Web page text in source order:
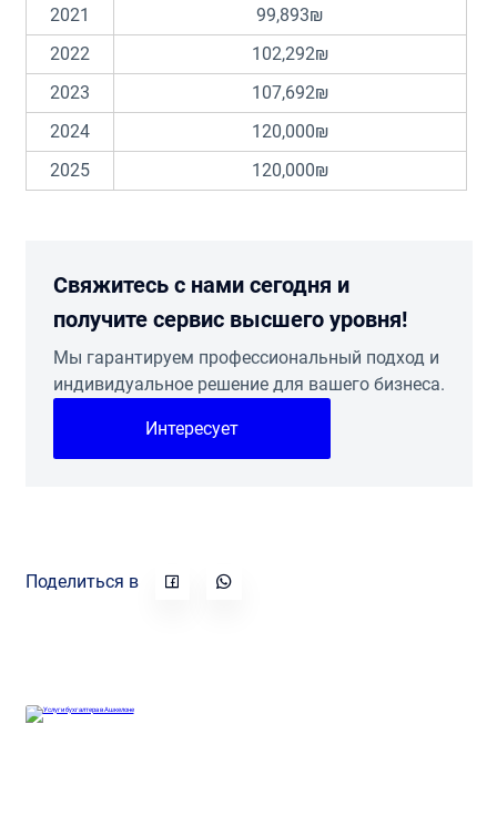
2021
99,893₪
2022
102,292₪
2023
107,692₪
2024
120,000₪
2025
120,000₪
Свяжитесь с нами сегодня и
получите сервис высшего уровня!
Мы гарантируем профессиональный подход и
индивидуальное решение для вашего бизнеса.
Интересует
Поделиться в